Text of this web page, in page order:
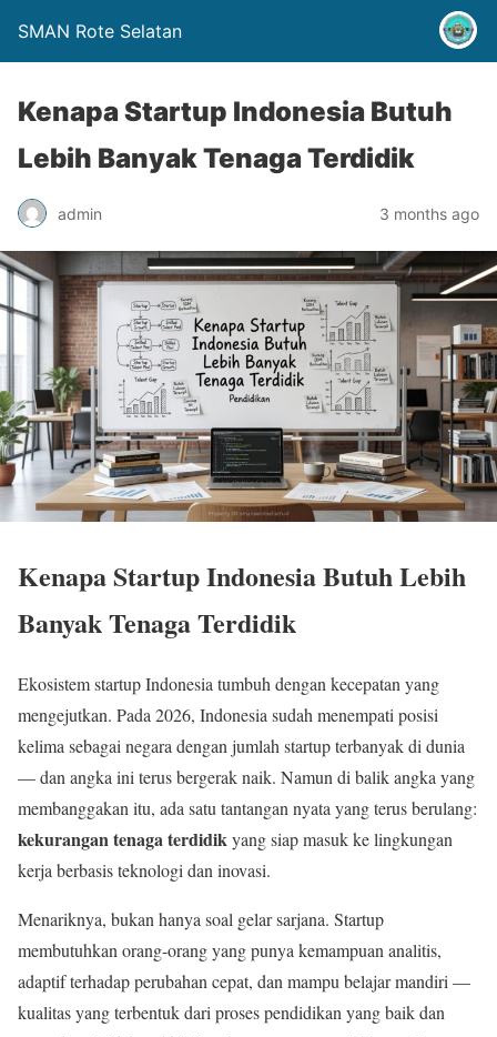
SMAN Rote Selatan
Kenapa Startup Indonesia Butuh
Lebih Banyak Tenaga Terdidik
admin 3 months ago
Kenapa Startup Indonesia Butuh Lebih
Banyak Tenaga Terdidik
Ekosistem startup Indonesia tumbuh dengan kecepatan yang
mengejutkan. Pada 2026, Indonesia sudah menempati posisi
kelima sebagai negara dengan jumlah startup terbanyak di dunia
— dan angka ini terus bergerak naik. Namun di balik angka yang
membanggakan itu, ada satu tantangan nyata yang terus berulang:
kekurangan tenaga terdidikyang siap masuk ke lingkungan
kerja berbasis teknologi dan inovasi.
Menariknya, bukan hanya soal gelar sarjana. Startup
membutuhkan orang-orang yang punya kemampuan analitis,
adaptif terhadap perubahan cepat, dan mampu belajar mandiri —
kualitas yang terbentuk dari proses pendidikan yang baik dan